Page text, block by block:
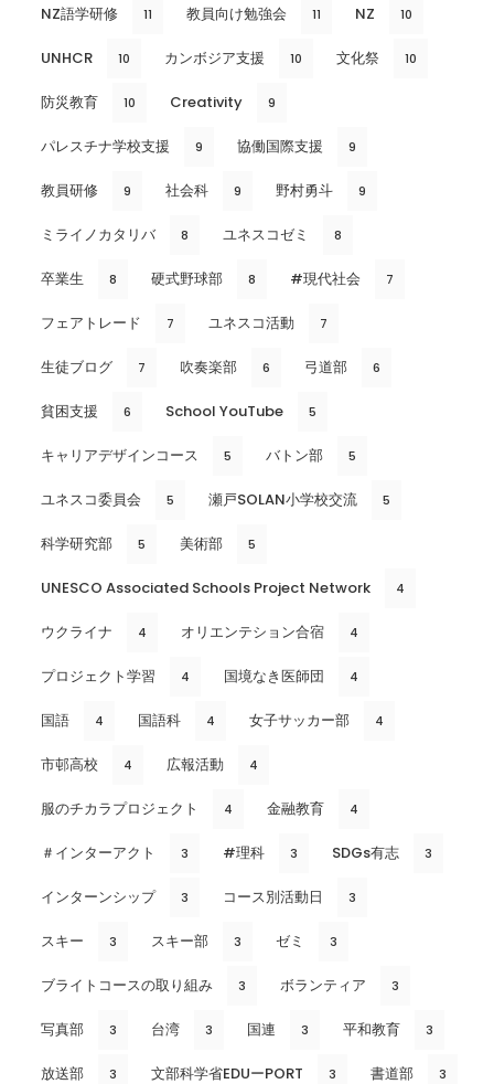
NZ語学研修 11 教員向け勉強会 11 NZ 10
UNHCR 10 カンボジア支援 10 文化祭 10
防災教育 10 Creativity 9
パレスチナ学校支援 9 協働国際支援 9
教員研修 9 社会科 9 野村勇斗 9
ミライノカタリバ 8 ユネスコゼミ 8
卒業生 8 硬式野球部 8 #現代社会 7
フェアトレード 7 ユネスコ活動 7
生徒ブログ 7 吹奏楽部 6 弓道部 6
貧困支援 6 School YouTube 5
キャリアデザインコース 5 バトン部 5
ユネスコ委員会 5 瀬戸SOLAN小学校交流 5
科学研究部 5 美術部 5
UNESCO Associated Schools Project Network 4
ウクライナ 4 オリエンテション合宿 4
プロジェクト学習 4 国境なき医師団 4
国語 4 国語科 4 女子サッカー部 4
市邨高校 4 広報活動 4
服のチカラプロジェクト 4 金融教育 4
＃インターアクト 3 #理科 3 SDGs有志 3
インターンシップ 3 コース別活動日 3
スキー 3 スキー部 3 ゼミ 3
ブライトコースの取り組み 3 ボランティア 3
写真部 3 台湾 3 国連 3 平和教育 3
放送部 3 文部科学省EDUーPORT 3 書道部 3